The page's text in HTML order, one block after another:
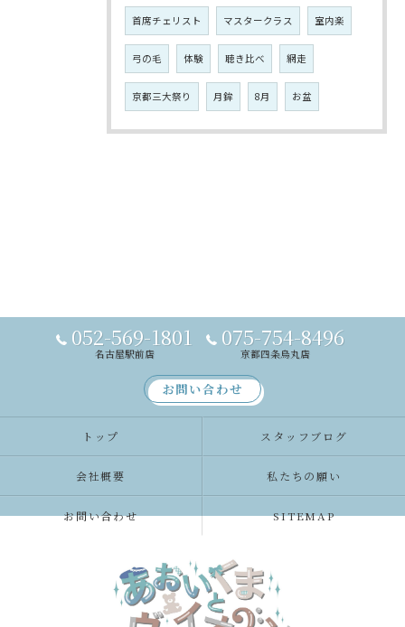
首席チェリスト マスタークラス 室内楽
弓の毛 体験 聴き比べ 網走
京都三大祭り 月鉾 8月 お盆
052-569-1801
名古屋駅前店
075-754-8496
京都四条烏丸店
お問い合わせ
トップ スタッフブログ
会社概要 私たちの願い
お問い合わせ SITEMAP